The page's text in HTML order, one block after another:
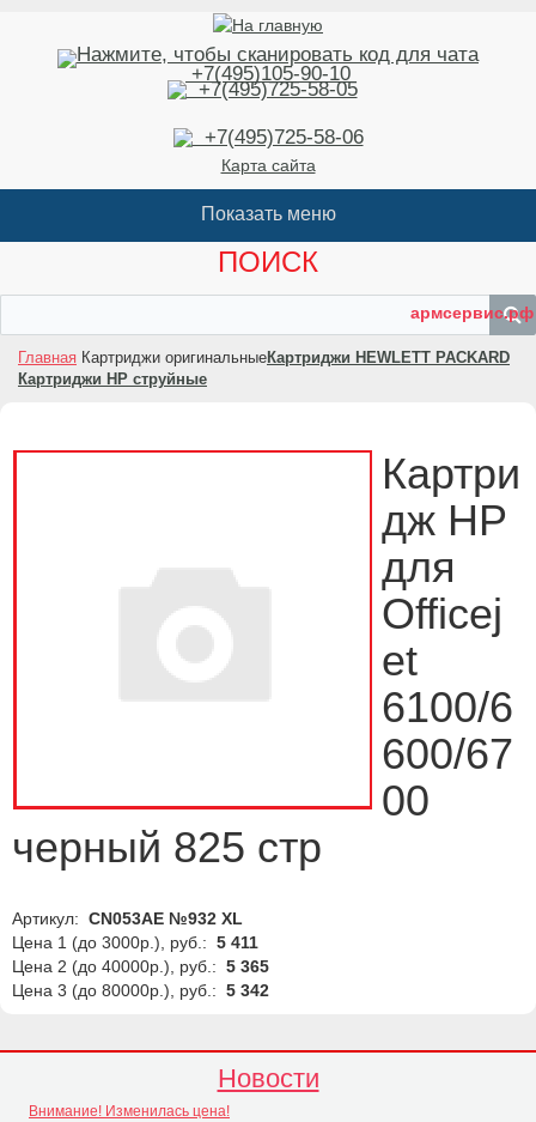
+7(495)105-90-10
+7(495)725-58-05
+7(495)725-58-06
Карта сайта
ПОИСК
армсервис.рф
Главная Картриджи оригинальныеКартриджи HEWLETT PACKARD
Картриджи HP струйные
Картри
дж HP
для
Officej
et
6100/6
600/67
00
черный 825 стр
Артикул: CN053AE №932 XL
Цена 1 (до 3000р.), руб.: 5 411
Цена 2 (до 40000р.), руб.: 5 365
Цена 3 (до 80000р.), руб.: 5 342
Новости
Внимание! Изменилась цена!